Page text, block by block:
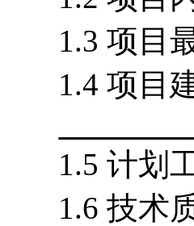
1.3 项目
1.4 项目
1.5 计划
1.6 技术